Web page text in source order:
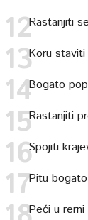
Rastanjiti
Koru
Bogato
Rastanjiti
Spojiti
Pitu
Peći u